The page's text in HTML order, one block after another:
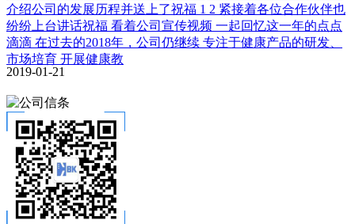
介绍公司的发展历程并送上了祝福 1 2 紧接着各位合作伙伴也
纷纷上台讲话祝福 看着公司宣传视频 一起回忆这一年的点点
滴滴 在过去的2018年，公司仍继续 专注于健康产品的研发、
市场培育 开展健康教
2019-01-21